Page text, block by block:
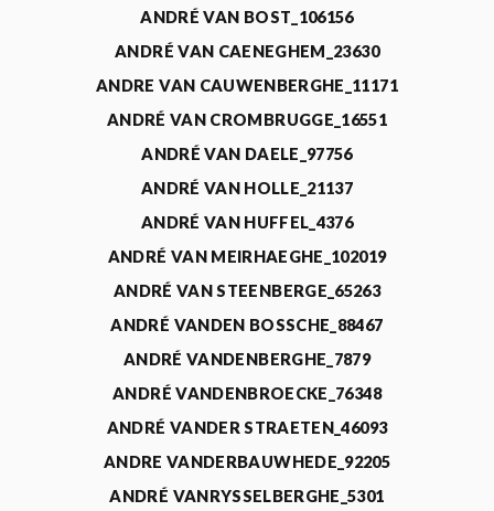
ANDRÉ VAN BOST_106156
ANDRÉ VAN CAENEGHEM_23630
ANDRE VAN CAUWENBERGHE_11171
ANDRÉ VAN CROMBRUGGE_16551
ANDRÉ VAN DAELE_97756
ANDRÉ VAN HOLLE_21137
ANDRÉ VAN HUFFEL_4376
ANDRÉ VAN MEIRHAEGHE_102019
ANDRÉ VAN STEENBERGE_65263
ANDRÉ VANDEN BOSSCHE_88467
ANDRÉ VANDENBERGHE_7879
ANDRÉ VANDENBROECKE_76348
ANDRÉ VANDER STRAETEN_46093
ANDRE VANDERBAUWHEDE_92205
ANDRÉ VANRYSSELBERGHE_5301